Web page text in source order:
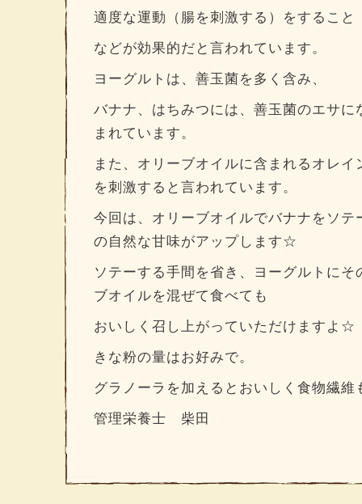
適度な運動（腸を刺激する）をすること
などが効果的だと言われています。
ヨーグルトは、善玉菌を多く含み、
バナナ、はちみつには、善玉菌のエサに
まれています。
また、オリーブオイルに含まれるオレ
を刺激すると言われています。
今回は、オリーブオイルでバナナをソテ
の自然な甘味がアップします☆
ソテーする手間を省き、ヨーグルトに
ブオイルを混ぜて食べても
おいしく召し上がっていただけますよ☆
きな粉の量はお好みで。
グラノーラを加えるとおいしく食物繊維
管理栄養士 柴田